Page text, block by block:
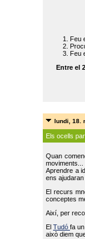
Feu
Feu
Entre el
lundi, 18.
Els ocells
Quan
Aprendre a
ens
El recurs
conceptes
Així, per
ElTudófa
això diem